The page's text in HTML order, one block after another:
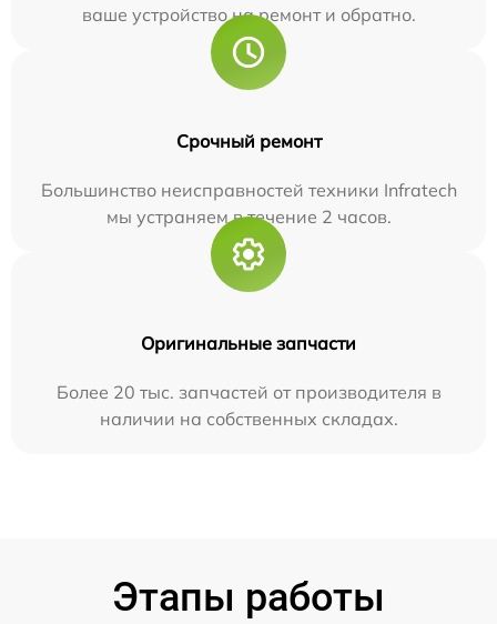
ваше устройство на ремонт и обратно.
Срочный ремонт
Большинство неисправностей техники Infratech
мы устраняем в течение 2 часов.
Оригинальные запчасти
Более 20 тыс. запчастей от производителя в
наличии на собственных складах.
Этапы работы